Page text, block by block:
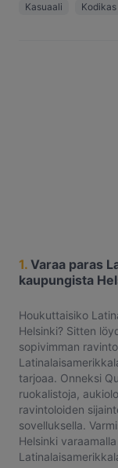
Kasuaali Kodikas
1. Varaa paras
kaupungista
Houkuttaisiko
Helsinki? Sitten
sopivimman
tarjoaa. Onneksi
ruokalistoja,
ravintoloiden
sovelluksella.
Helsinki